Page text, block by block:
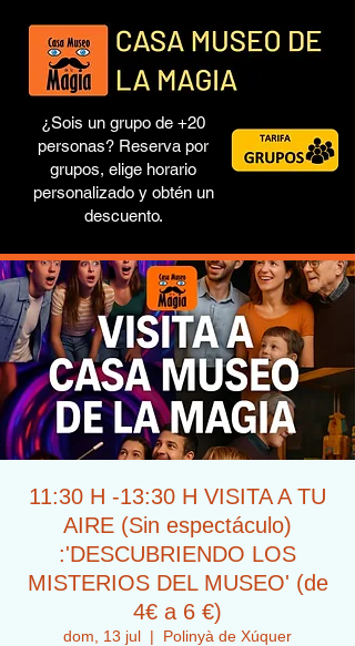
¿Sois un grupo de +20
personas? Reserva por
grupos, elige horario
personalizado y obtén un
descuento.
11:30 H -13:30 H VISITA A TU
AIRE (Sin espectáculo)
:'DESCUBRIENDO LOS
MISTERIOS DEL MUSEO' (de
4€ a 6 €)
dom, 13 jul
  |
Polinyà de Xúquer